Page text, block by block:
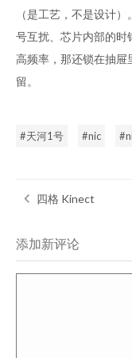
（是工艺，不是设计
号互扰、芯片内部的时
高频率，那还锁在抽屉
留。
天河1号 nic
四格 Kinect
添加新评论